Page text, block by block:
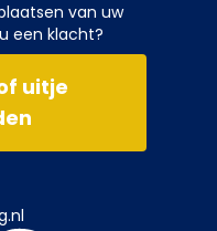
van uw
een klacht?
uitje